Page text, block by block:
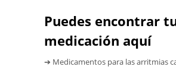
Puedes encontrar
medicación aquí
➔ Medicamentos para las arritmias